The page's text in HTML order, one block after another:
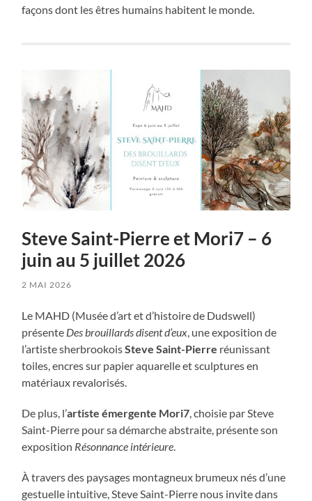
façons dont les êtres humains habitent le monde.
Steve Saint-Pierre et Mori7 – 6
juin au 5 juillet 2026
2 MAI 2026
Le MAHD (Musée d’art et d’histoire de Dudswell)
présente Des brouillards disent d’eux , une exposition de
l’artiste sherbrookoisSteve Saint-Pierre réunissant
toiles, encres sur papier aquarelle et sculptures en
matériaux revalorisés.
De plus, l’artiste émergente Mori7 , choisie par Steve
Saint-Pierre pour sa démarche abstraite, présente son
exposition Résonnance intérieure
À travers des paysages montagneux brumeux nés d’une
gestuelle intuitive, Steve Saint-Pierre nous invite dans